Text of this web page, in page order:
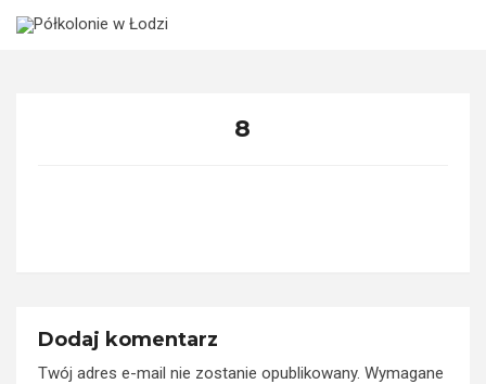
Skip
8
Dodaj komentarz
Twój adres e-mail nie zostanie opublikowany. Wymagane